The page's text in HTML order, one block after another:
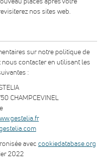
nos sites web.
sur notre politique de
contacter en utilisant les
:
CHAMPCEVINEL
avec cookiedatabase.org
2022